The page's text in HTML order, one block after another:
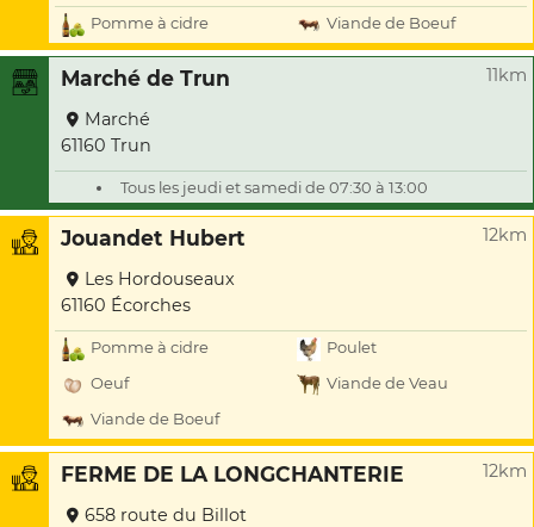
Pomme à cidre Viande de Boeuf
Marché de Trun 11km
Marché
61160 Trun
Tous les jeudi et samedi de 07:30 à 13:00
Jouandet Hubert 12km
Les Hordouseaux
61160 Écorches
Pomme à cidre
Poulet
Oeuf
Viande de Veau
Viande de Boeuf
FERME DE LA LONGCHANTERIE 12km
658 route du Billot